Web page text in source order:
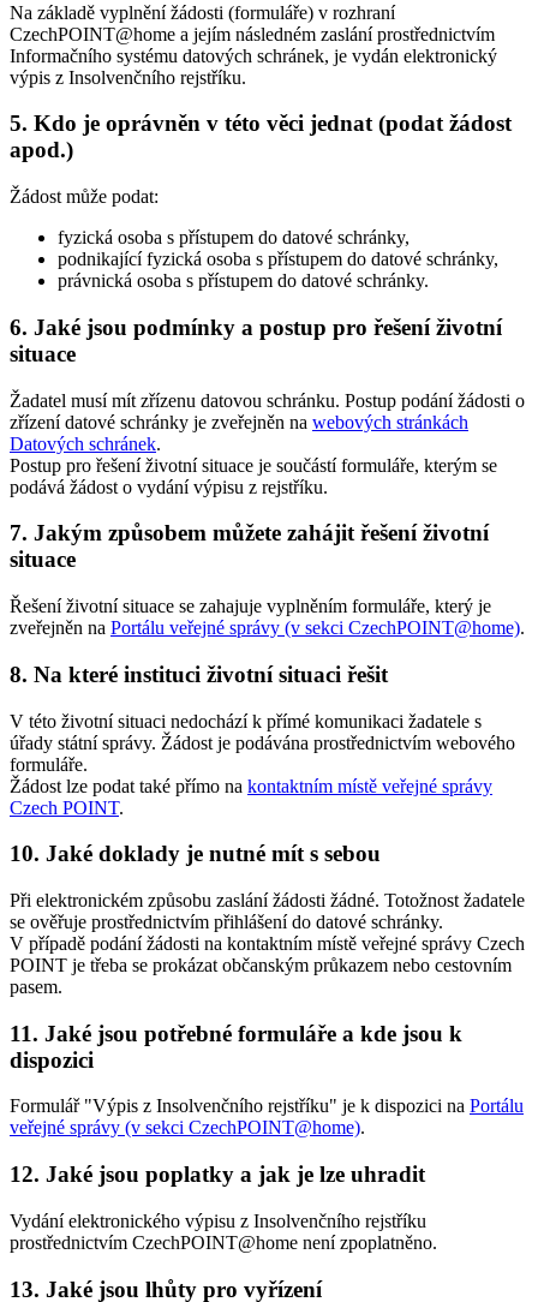
Na základě vyplnění žádosti (formuláře) v rozhraní
CzechPOINT@home a jejím následném zaslání prostřednictvím
Informačního systému datových schránek, je vydán elektronický
výpis z Insolvenčního rejstříku.
5. Kdo je oprávněn v této věci jednat (podat žádost
apod.)
Žádost může podat:
fyzická osoba s přístupem do datové schránky,
podnikající fyzická osoba s přístupem do datové schránky,
právnická osoba s přístupem do datové schránky.
6. Jaké jsou podmínky a postup pro řešení životní
situace
Žadatel musí mít zřízenu datovou schránku. Postup podání žádosti o
zřízení datové schránky je zveřejněn na webových stránkách
Datových schránek.
Postup pro řešení životní situace je součástí formuláře, kterým se
podává žádost o vydání výpisu z rejstříku.
7. Jakým způsobem můžete zahájit řešení životní
situace
Řešení životní situace se zahajuje vyplněním formuláře, který je
zveřejněn na Portálu veřejné správy (v sekci CzechPOINT@home).
8. Na které instituci životní situaci řešit
V této životní situaci nedochází k přímé komunikaci žadatele s
úřady státní správy. Žádost je podávána prostřednictvím webového
formuláře.
Žádost lze podat také přímo na kontaktním místě veřejné správy
Czech POINT.
10. Jaké doklady je nutné mít s sebou
Při elektronickém způsobu zaslání žádosti žádné. Totožnost žadatele
se ověřuje prostřednictvím přihlášení do datové schránky.
V případě podání žádosti na kontaktním místě veřejné správy Czech
POINT je třeba se prokázat občanským průkazem nebo cestovním
pasem.
11. Jaké jsou potřebné formuláře a kde jsou k
dispozici
Formulář "Výpis z Insolvenčního rejstříku" je k dispozici na Portálu
veřejné správy (v sekci CzechPOINT@home).
12. Jaké jsou poplatky a jak je lze uhradit
Vydání elektronického výpisu z Insolvenčního rejstříku
prostřednictvím CzechPOINT@home není zpoplatněno.
13. Jaké jsou lhůty pro vyřízení